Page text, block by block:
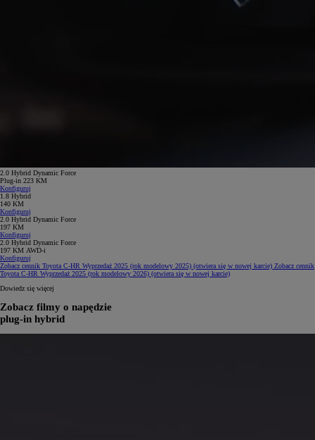
2.0 Hybrid Dynamic Force
Plug-in 223 KM
Konfiguruj
1.8 Hybrid
140 KM
Konfiguruj
2.0 Hybrid Dynamic Force
197 KM
Konfiguruj
2.0 Hybrid Dynamic Force
197 KM AWD-i
Konfiguruj
Zobacz cennik Toyota C-HR Wyprzedaż 2025 (rok modelowy 2025) (otwiera się w nowej karcie) Zobacz cennik
Toyota C-HR Wyprzedaż 2025 (rok modelowy 2026) (otwiera się w nowej karcie)
Dowiedz się więcej
Zobacz filmy o napędzie
plug-in hybrid